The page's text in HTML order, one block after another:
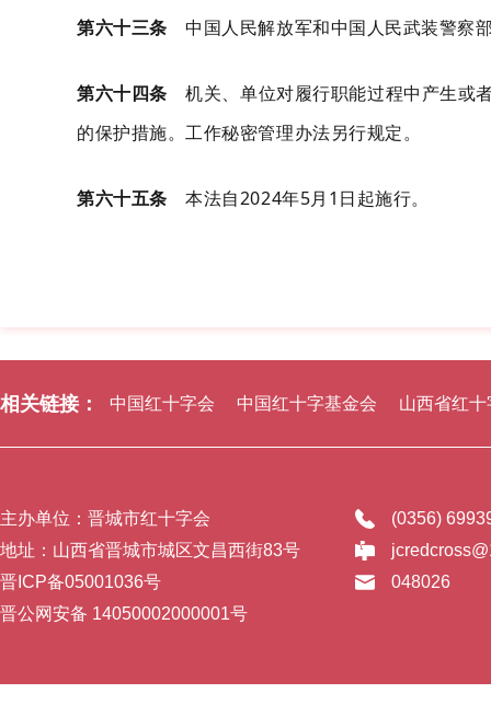
第六十三条 中国人民解放军和中国人民武装警察
第六十四条 机关、单位对履行职能过程中产生或
的保护措施。工作秘密管理办法另行规定。
第六十五条 本法自2024年5月1日起施行。
相关链接： 中国红十字会 中国红十字基金会 山西省红十
主办单位：晋城市红十字会
地址：山西省晋城市城区文昌西街83号
晋ICP备05001036号
晋公网安备 14050002000001号
(0356)
048026